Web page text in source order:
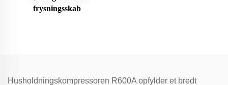
frysningsskab
Husholdningskompressoren R600A opfylder et bredt